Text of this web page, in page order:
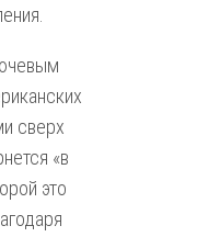
сверх
«в
это